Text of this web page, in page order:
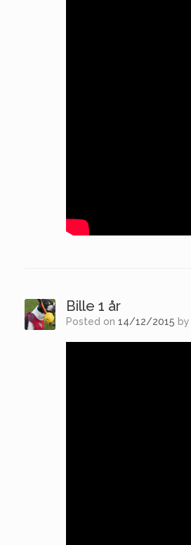
Bille 1 år
Posted on 14/12/2015 by